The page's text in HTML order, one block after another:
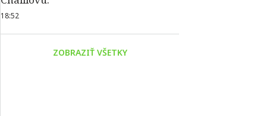
18:52
ZOBRAZIŤ VŠETKY